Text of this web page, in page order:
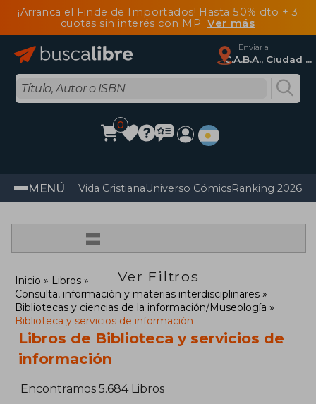
¡Arranca el Finde de Importados! Hasta 50% dto + 3
cuotas sin interés con MP Ver más
Enviar a
C.A.B.A., Ciudad Autónoma De Buenos Aires
0
MENÚ Vida CristianaUniverso CómicsRanking 2026
=
Ver Filtros
Inicio
Libros
Consulta, información y materias interdisciplinares
Bibliotecas y ciencias de la información/Museología
Biblioteca y servicios de información
Libros de Biblioteca y servicios de
información
Encontramos 5.684 Libros